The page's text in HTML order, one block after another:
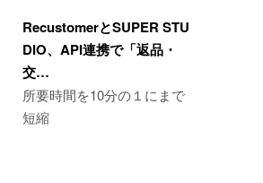
RecustomerとSUPER STU
DIO、API連携で「返品・
交…
所要時間を10分の１にまで
短縮